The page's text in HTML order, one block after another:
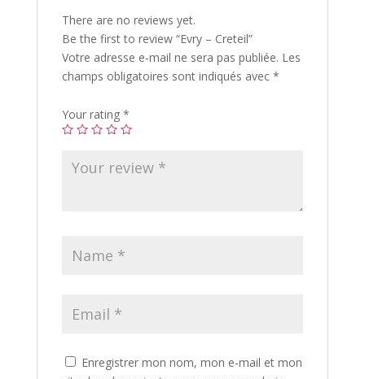
There are no reviews yet.
Be the first to review “Evry – Creteil”
Votre adresse e-mail ne sera pas publiée. Les
champs obligatoires sont indiqués avec *
Your rating *
Enregistrer mon nom, mon e-mail et mon